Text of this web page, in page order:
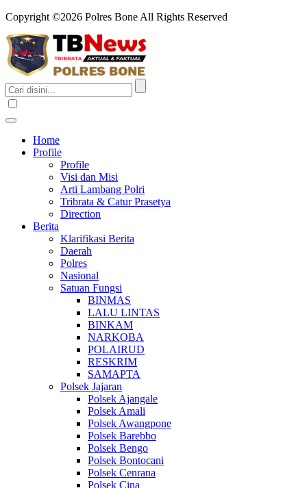
Copyright ©2026 Polres Bone All Rights Reserved
Home
Profile
Profile
Visi dan Misi
Arti Lambang Polri
Tribrata & Catur Prasetya
Direction
Berita
Klarifikasi Berita
Daerah
Polres
Nasional
Satuan Fungsi
BINMAS
LALU LINTAS
BINKAM
NARKOBA
POLAIRUD
RESKRIM
SAMAPTA
Polsek Jajaran
Polsek Ajangale
Polsek Amali
Polsek Awangpone
Polsek Barebbo
Polsek Bengo
Polsek Bontocani
Polsek Cenrana
Polsek Cina